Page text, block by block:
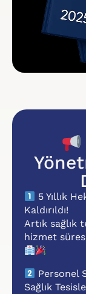
5 Yıllık
Kaldırıldı!
Artık sağlık
hizmet
Personel
Sağlık